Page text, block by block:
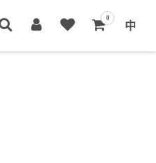
0 中